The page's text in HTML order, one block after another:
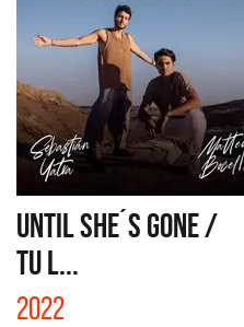
UNTIL SHE´S GONE /
TU L...
2022